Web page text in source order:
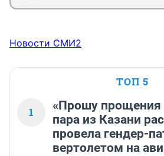
Новости СМИ2
ТОП 5
1
«Прошу прощения
пара из Казани
провела гендер-
вертолетом на